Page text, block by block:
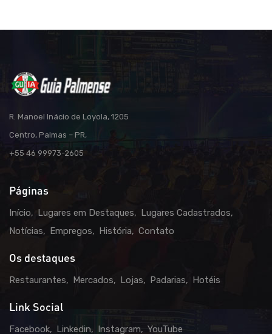
R. Manoel Inácio de Loyola, 1205
Centro, Palmas – PR,
+55 46 99973-2605
Páginas
Início Lugares em Destaques
Lugares Cadastrados
Notícias
Empregos História Contato
Os destaques
Restaurantes Mercados Lojas Padarias Hotéis
Link Social
Facebook Linkedin Instagram YouTube